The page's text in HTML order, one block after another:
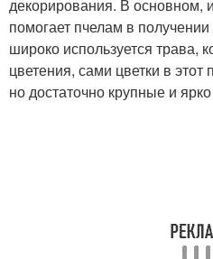
декорирования. В основном,
помогает пчелам в
широко используется трава,
цветения, сами цветки в
но достаточно крупные и